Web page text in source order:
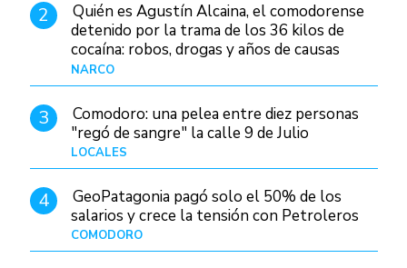
2
Quién es Agustín Alcaina, el comodorense
detenido por la trama de los 36 kilos de
cocaína: robos, drogas y años de causas
judiciales
NARCO
3
Comodoro: una pelea entre diez personas
"regó de sangre" la calle 9 de Julio
LOCALES
4
GeoPatagonia pagó solo el 50% de los
salarios y crece la tensión con Petroleros
COMODORO